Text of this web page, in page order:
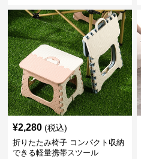
¥2,280 (税込)
折りたたみ椅子 コンパクト収納
できる軽量携帯スツール